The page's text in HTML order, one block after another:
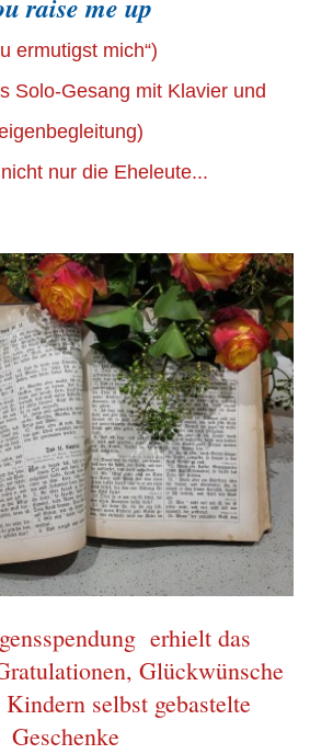
raise me up
ermutigst mich“)
Solo-Gesang mit Klavier und
nur die Eheleute...
erhielt das
Glückwünsche
selbst gebastelte
Geschenke